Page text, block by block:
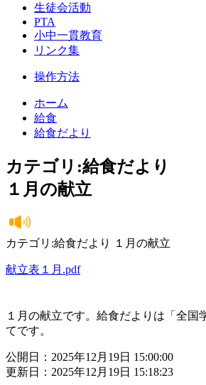
生徒会活動
PTA
小中一貫教育
リンク集
操作方法
ホーム
給食
給食だより
カテゴリ:給食だより
１月の献立
カテゴリ:給食だより １月の献立
献立表１月.pdf
１月の献立です。給食だよりは「全国
てです。
公開日：2025年12月19日 15:00:00
更新日：2025年12月19日 15:18:23